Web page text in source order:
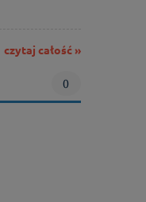
czytaj całość »
0